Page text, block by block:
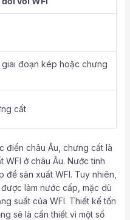
giai đoạn kép hoặc chưng
cất
điển châu Âu, chưng cất là
ở châu Âu. Nước tinh
sản xuất WFI. Tuy nhiên,
làm nước cấp, mặc dù
suất của WFI. Thiết kế tốn
sẽ là cần thiết vì một số